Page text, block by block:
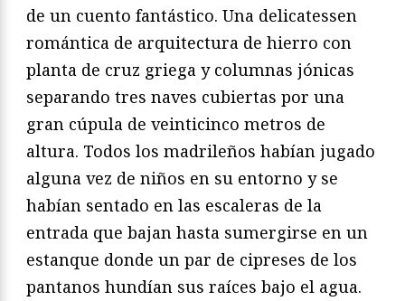
de un cuento fantástico. Una delicatessen
romántica de arquitectura de hierro con
planta de cruz griega y columnas jónicas
separando tres naves cubiertas por una
gran cúpula de veinticinco metros de
altura. Todos los madrileños habían jugado
alguna vez de niños en su entorno y se
habían sentado en las escaleras de la
entrada que bajan hasta sumergirse en un
estanque donde un par de cipreses de los
pantanos hundían sus raíces bajo el agua.